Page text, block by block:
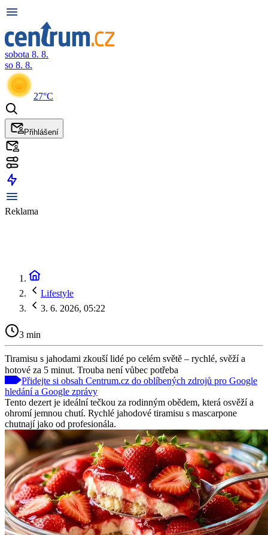
sobota 8. 8.
so 8. 8.
27°C
Přihlášení
Reklama
Lifestyle
3. 6. 2026, 05:22
3 min
Tiramisu s jahodami zkouší lidé po celém světě – rychlé, svěží a
hotové za 5 minut. Trouba není vůbec potřeba
Přidejte si obsah Centrum.cz do oblíbených zdrojů pro Google
hledání a Google zprávy
Tento dezert je ideální tečkou za rodinným obědem, která osvěží a
ohromí jemnou chutí. Rychlé jahodové tiramisu s mascarpone
chutnají jako od profesionála.